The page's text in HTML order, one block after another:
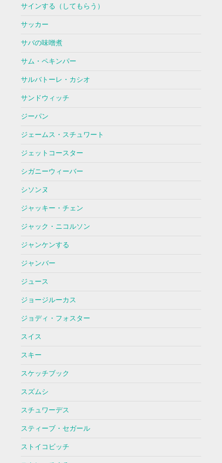
サインする（してもらう）
サッカー
サバの味噌煮
サム・ペキンパー
サルバトーレ・カシオ
サンドウィッチ
ジーパン
ジェームス・スチュワート
ジェットコースター
シガニーウィーバー
シソンヌ
ジャッキー・チェン
ジャック・ニコルソン
ジャンケンする
ジャンバー
ジュース
ジョージルーカス
ジョディ・フォスター
スイス
スキー
スケッチブック
スズムシ
スチュワーデス
スティーブ・セガール
ストイコビッチ